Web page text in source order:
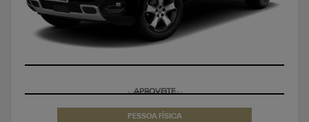
PESSOA FÍSICA